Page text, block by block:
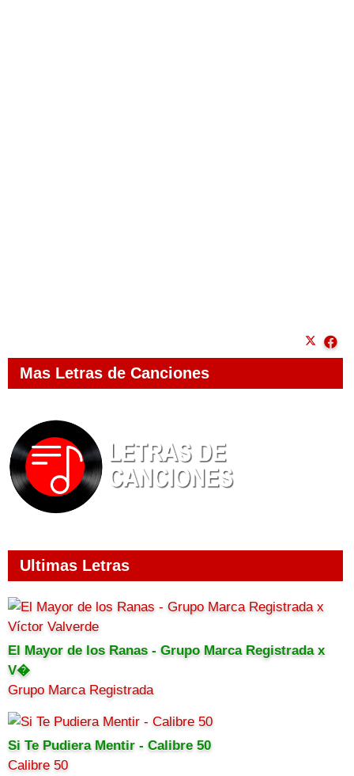
Mas Letras de Canciones
Ultimas Letras
El Mayor de los Ranas - Grupo Marca Registrada x
V�
Grupo Marca Registrada
Si Te Pudiera Mentir - Calibre 50
Calibre 50